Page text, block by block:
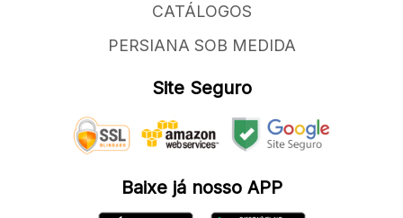
CATÁLOGOS
PERSIANA SOB MEDIDA
Site Seguro
Baixe já nosso APP